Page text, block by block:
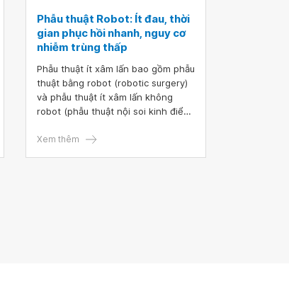
Phẫu thuật Robot: Ít đau, thời
gian phục hồi nhanh, nguy cơ
nhiễm trùng thấp
Phẫu thuật ít xâm lấn bao gồm phẫu
thuật bằng robot (robotic surgery)
và phẫu thuật ít xâm lấn không
robot (phẫu thuật nội soi kinh điển).
nhiều lợi điểm như đường mổ nhỏ,
Xem thêm